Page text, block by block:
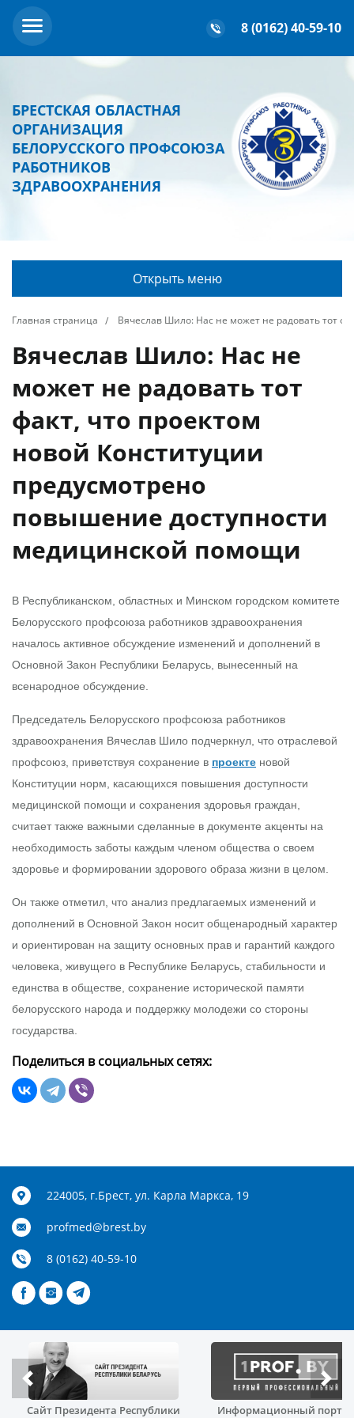
8 (0162) 40-59-10
БРЕСТСКАЯ ОБЛАСТНАЯ
ОРГАНИЗАЦИЯ
БЕЛОРУССКОГО ПРОФСОЮЗА
РАБОТНИКОВ
ЗДРАВООХРАНЕНИЯ
Открыть меню
Главная страница Вячеслав Шило: Нас не может не радовать тот
Вячеслав Шило: Нас не
может не радовать тот
факт, что проектом
новой Конституции
предусмотрено
повышение доступности
медицинской помощи
В Республиканском, областных и Минском городском комитете
Белорусского профсоюза работников здравоохранения
началось активное обсуждение изменений и дополнений в
Основной Закон Республики Беларусь, вынесенный на
всенародное обсуждение.
Председатель Белорусского профсоюза работников
здравоохранения Вячеслав Шило подчеркнул, что отраслевой
профсоюз, приветствуя сохранение в проекте новой
Конституции норм, касающихся повышения доступности
медицинской помощи и сохранения здоровья граждан,
считает также важными сделанные в документе акценты на
необходимость заботы каждым членом общества о своем
здоровье и формировании здорового образа жизни в целом.
Он также отметил, что анализ предлагаемых изменений и
дополнений в Основной Закон носит общенародный характер
и ориентирован на защиту основных прав и гарантий каждого
человека, живущего в Республике Беларусь, стабильности и
единства в обществе, сохранение исторической памяти
белорусского народа и поддержку молодежи со стороны
государства.
Поделиться в социальных сетях:
224005, г.Брест, ул. Карла Маркса, 19
profmed@brest.by
8 (0162) 40-59-10
Сайт Президента Республики
Информационный